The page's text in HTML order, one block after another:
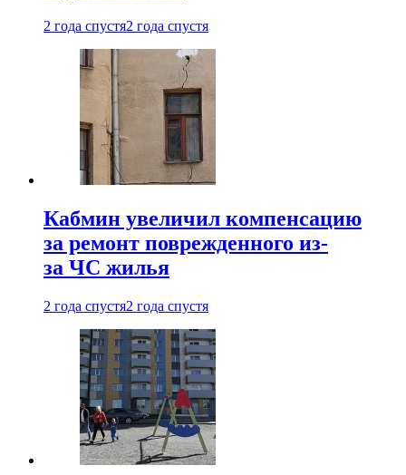
2 года спустя2 года спустя
Кабмин увеличил компенсацию
за ремонт поврежденного из-
за ЧС жилья
2 года спустя2 года спустя